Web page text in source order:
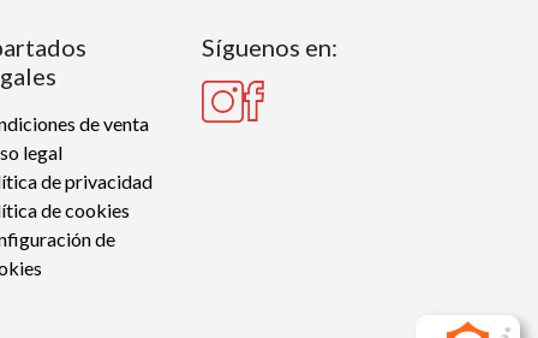
de venta
legal
de privacidad
de cookies
de
Síguenos en: